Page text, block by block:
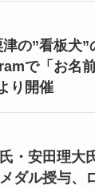
の”看板犬”
で「お名
り開催
・安田理大
ダル授与、